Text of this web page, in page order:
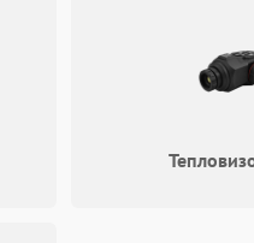
Перегрев